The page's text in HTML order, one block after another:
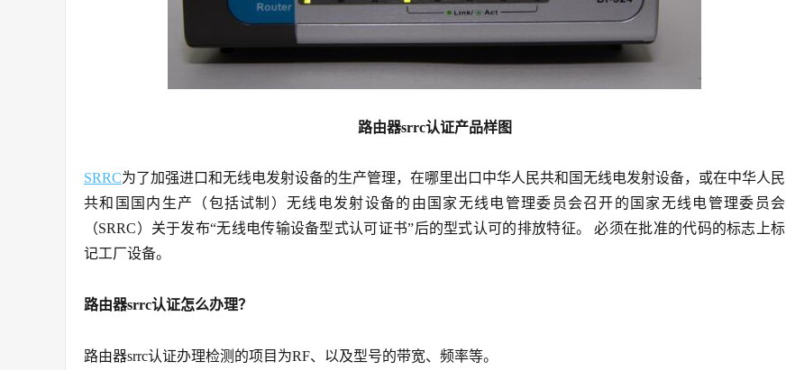
路由器srrc认证产品样图
SRRC为了加强进口和无线电发射设备的生产管理，在哪里出口中华人民共和国无线电发射设备，或在中华人民
共和国国内生产（包括试制）无线电发射设备的由国家无线电管理委员会召开的国家无线电管理委员会
（SRRC）关于发布“无线电传输设备型式认可证书”后的型式认可的排放特征。 必须在批准的代码的标志上标
记工厂设备。
路由器srrc认证怎么办理？
路由器srrc认证办理检测的项目为RF、以及型号的带宽、频率等。